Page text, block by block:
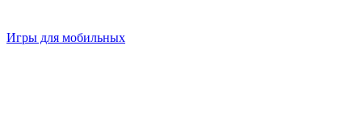
Игры для мобильных